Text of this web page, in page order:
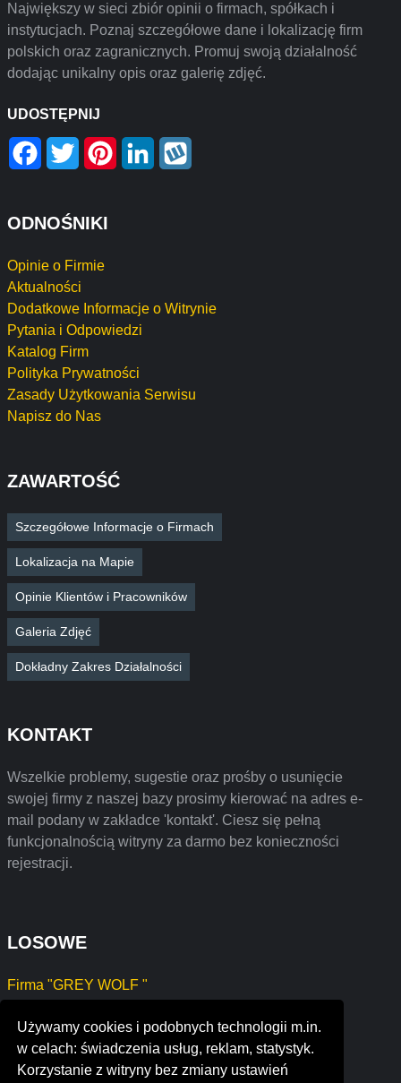
Używamy cookies i podobnych technologii m.in.
w celach: świadczenia usług, reklam, statystyk.
Korzystanie z witryny bez zmiany ustawień
Największy w sieci zbiór opinii o firmach, spółkach i
instytucjach. Poznaj szczegółowe dane i lokalizację firm
polskich oraz zagranicznych. Promuj swoją działalność
dodając unikalny opis oraz galerię zdjęć.
UDOSTĘPNIJ
Facebook
Twitter PinterestLinkedIn
ODNOŚNIKI
Opinie o Firmie
Aktualności
Dodatkowe Informacje o Witrynie
Pytania i Odpowiedzi
Katalog Firm
Polityka Prywatności
Zasady Użytkowania Serwisu
Napisz do Nas
ZAWARTOŚĆ
Szczegółowe Informacje o Firmach
Lokalizacja na Mapie
Opinie Klientów i Pracowników
Galeria Zdjęć
Dokładny Zakres Działalności
KONTAKT
Wszelkie problemy, sugestie oraz prośby o usunięcie
swojej firmy z naszej bazy prosimy kierować na adres e-
mail podany w zakładce 'kontakt'. Ciesz się pełną
funkcjonalnością witryny za darmo bez konieczności
rejestracji.
LOSOWE
Firma "GREY WOLF "
JÓZEF NIECKARZ
R-SERWIS SOKALSKI ROMAN
ŻAL MARCIN, MEDI- NET